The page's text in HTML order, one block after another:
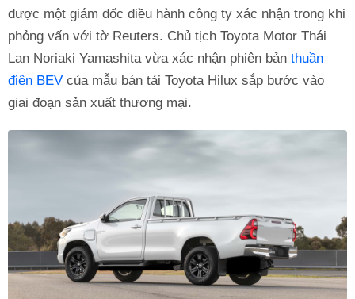
được một giám đốc điều hành công ty xác nhận trong khi
phỏng vấn với tờ Reuters. Chủ tịch Toyota Motor Thái
Lan Noriaki Yamashita vừa xác nhận phiên bản thuần
điện BEV của mẫu bán tải Toyota Hilux sắp bước vào
giai đoạn sản xuất thương mại.